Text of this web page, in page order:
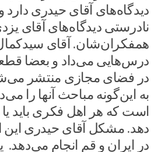
دیدگاه‌های آقای حیدری دارد
نادرستی دیدگاه‌های آقای
همفکران‌شان. آقای
درس‌هایی می‌داد و بعضا
در فضای مجازی منتشر
به این‌گونه مباحث آنها را
است که هر اهل فکری باید یا
دهد. مشکل آقای حیدری این
در ایران و قم انجام